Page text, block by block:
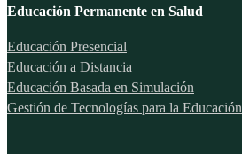
Educación Permanente en Salud
Educación Presencial
Educación a Distancia
Educación Basada en Simulación
Gestión de Tecnologías para la Educación